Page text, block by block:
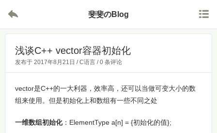
 斐斐のBlog 
浅谈C++ vector容器初始化
发布于 2017年8月21日 /C语言 /0 条评论
vector是C++的一大利器，效率高，还可以当做可变大小的数
组来使用。但是初始化上和数组有一些不同之处
一维数组初始化：ElementType a[n] = {初始化的值};